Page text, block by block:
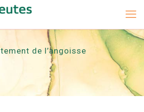
de l’angoisse